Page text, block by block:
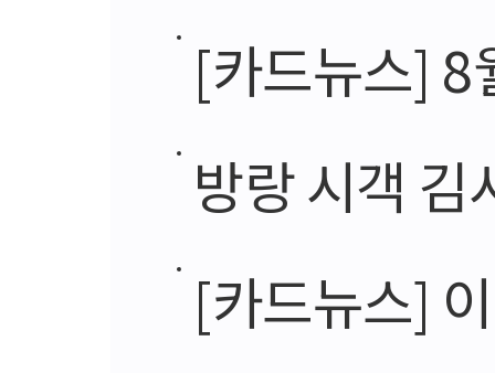
[카드뉴스] 8
방랑 시객 김
[카드뉴스]